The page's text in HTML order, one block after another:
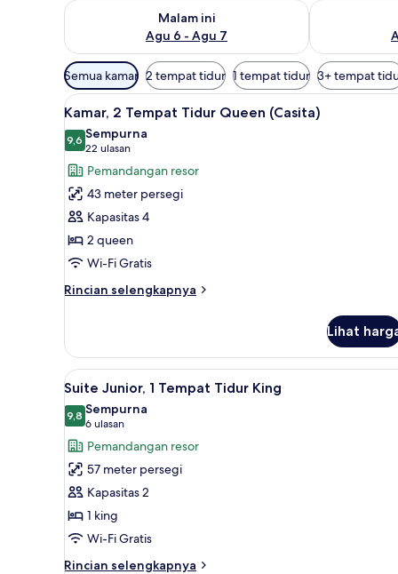
Malam ini
Agu 6 - Agu 7
Periksa ketersediaan untuk malam ini Agu 6 - Agu 7
Periksa
Filter
tersedia
untuk
kamar
Semua kamar 2 tempat tidur 1 tempat tidur 3+ tempat
Lihat
semua
foto
untuk
Kamar,
2
Tempat
Tidur
Queen
(Casita)
Seprai premium, selimut bulu
6
Kamar, 2 Tempat Tidur Queen (Casita)
9,69,6 dari 10
Sempurna
22 ulasan
(22
ulasan)
Pemandangan resor
43 meter persegi
Kapasitas 4
2 queen
Wi-Fi Gratis
Rincian selengkapnya
Rincian
Kamar,
Tempat
Tidur
Queen
(Casita)
Lihat
Lihat
semua
foto
untuk
Suite
Junior,
1
Tempat
Tidur
King
Seprai premium, selimut bulu
6
Suite Junior, 1 Tempat Tidur King
9,89,8 dari 10
Sempurna
6 ulasan
(6
ulasan)
Pemandangan resor
57 meter persegi
Kapasitas 2
1 king
Wi-Fi Gratis
Rincian selengkapnya
Rincian